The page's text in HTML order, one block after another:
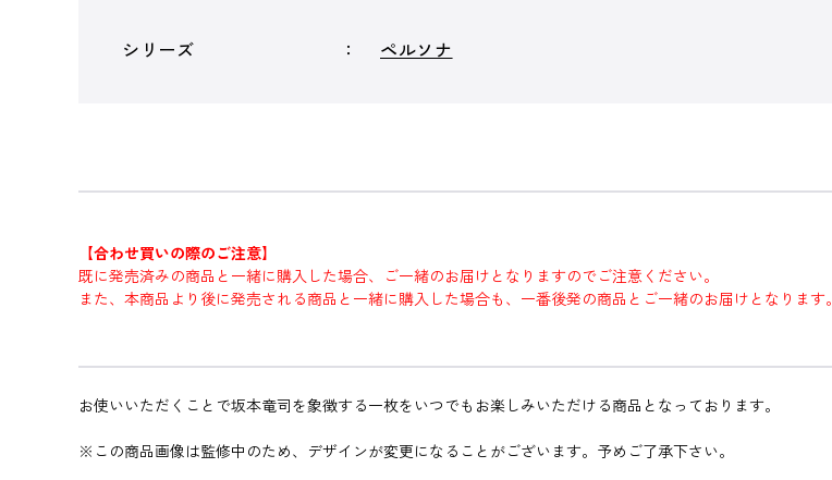
シリーズ ペルソナ
【合わせ買いの際のご注意】
既に発売済みの商品と一緒に購入した場合、ご一緒のお届けとなりますのでご注意ください。
また、本商品より後に発売される商品と一緒に購入した場合も、一番後発の商品とご一緒のお届けとなります。
お使いいただくことで坂本竜司を象徴する一枚をいつでもお楽しみいただける商品となっております。
※この商品画像は監修中のため、デザインが変更になることがございます。予めご了承下さい。